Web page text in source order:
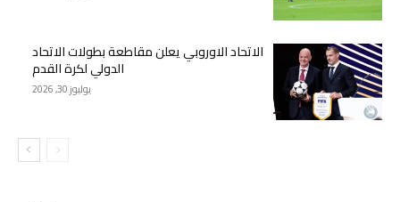
الاتحاد الاوروبي يعلن مقاطعة بطولات الاتحاد
الدولي لكرة القدم
يوليوز 30, 2026